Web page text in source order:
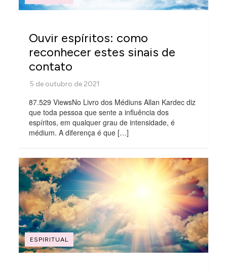
Ouvir espíritos: como
reconhecer estes sinais de
contato
87.529 ViewsNo Livro dos Médiuns Allan Kardec diz
que toda pessoa que sente a influência dos
espíritos, em qualquer grau de intensidade, é
médium. A diferença é que […]
ESPIRITUAL